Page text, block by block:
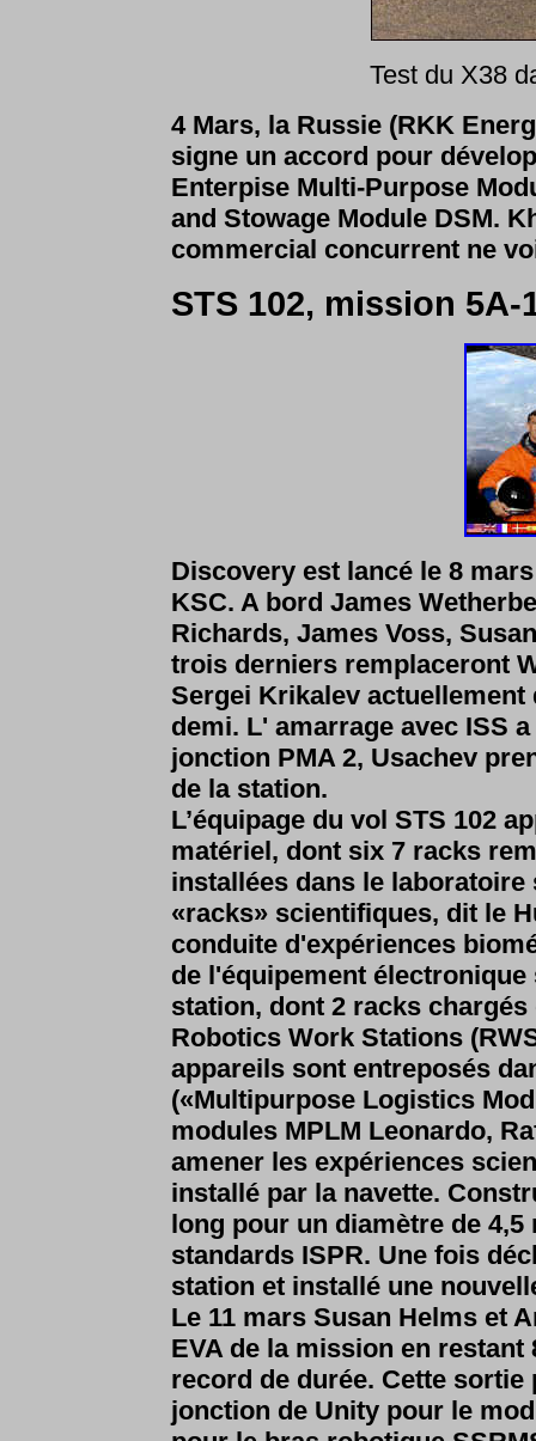
Test du X38
4 Mars, la Russie (RKK
signe un accord pour
Enterpise Multi-Purpose
and Stowage Module DSM.
commercial concurrent ne
STS 102, mission
Discovery est lancé le 8
KSC. A bord James
Richards, James Voss,
trois derniers remplaceront
Sergei Krikalev
demi. L' amarrage avec ISS
jonction PMA 2, Usachev
de la station.
L’équipage du vol STS 102
matériel, dont six 7 racks
installées dans le laboratoire
«racks» scientifiques, dit le
conduite d'expériences
de l'équipement
station, dont 2 racks
Robotics Work Stations
appareils sont entreposés
(«Multipurpose Logistics
modules MPLM Leonardo,
amener les expériences
installé par la navette.
long pour un diamètre de
standards ISPR. Une fois
station et installé une
Le 11 mars Susan Helms et
EVA de la mission en
record de durée. Cette
jonction de Unity pour le